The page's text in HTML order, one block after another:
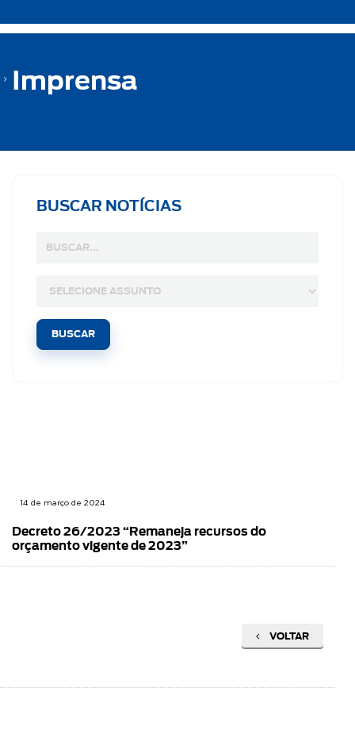
Imprensa
BUSCAR NOTÍCIAS
14 de março de 2024
Decreto 26/2023 “Remaneja recursos do
orçamento vigente de 2023”
VOLTAR